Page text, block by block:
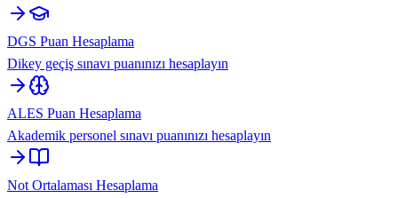
DGS Puan Hesaplama
Dikey geçiş sınavı puanınızı hesaplayın
ALES Puan Hesaplama
Akademik personel sınavı puanınızı hesaplayın
Not Ortalaması Hesaplama